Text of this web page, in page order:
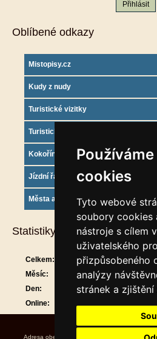
cookies
Tyto webové
soubory cookies
nástroje s cílem
uživatelského
přizpůsobeného
analýzy
stránek a
Oblíbené odkazy
Mistopisy.cz
Kudy z nudy
Turistické vizitky
Turistický deník
Kokořínsko info
Jízdní řády
Města a obce
Statistiky
Online:
Celkem:
911716
Měsíc:
30047
Den:
Adresa obecního úřadu